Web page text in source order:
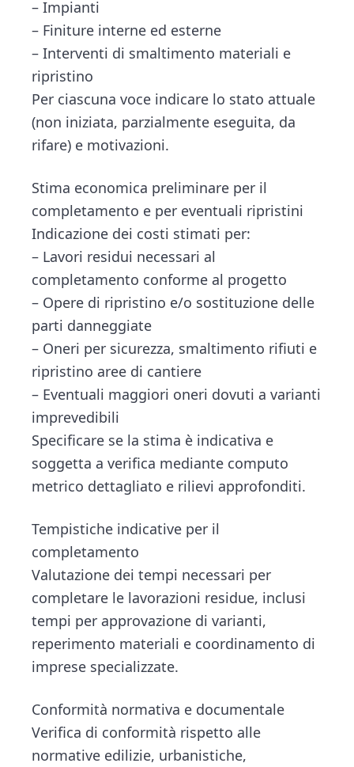
– Impianti
– Finiture interne ed esterne
– Interventi di smaltimento materiali e
ripristino
Per ciascuna voce indicare lo stato attuale
(non iniziata, parzialmente eseguita, da
rifare) e motivazioni.
Stima economica preliminare per il
completamento e per eventuali ripristini
Indicazione dei costi stimati per:
– Lavori residui necessari al
completamento conforme al progetto
– Opere di ripristino e/o sostituzione delle
parti danneggiate
– Oneri per sicurezza, smaltimento rifiuti e
ripristino aree di cantiere
– Eventuali maggiori oneri dovuti a varianti
imprevedibili
Specificare se la stima è indicativa e
soggetta a verifica mediante computo
metrico dettagliato e rilievi approfonditi.
Tempistiche indicative per il
completamento
Valutazione dei tempi necessari per
completare le lavorazioni residue, inclusi
tempi per approvazione di varianti,
reperimento materiali e coordinamento di
imprese specializzate.
Conformità normativa e documentale
Verifica di conformità rispetto alle
normative edilizie, urbanistiche,